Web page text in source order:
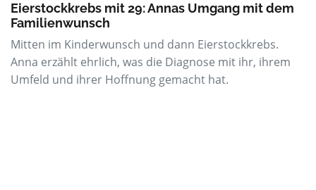
Eierstockkrebs mit 29: Annas Umgang mit dem
Familienwunsch
Mitten im Kinderwunsch und dann Eierstockkrebs.
Anna erzählt ehrlich, was die Diagnose mit ihr, ihrem
Umfeld und ihrer Hoffnung gemacht hat.